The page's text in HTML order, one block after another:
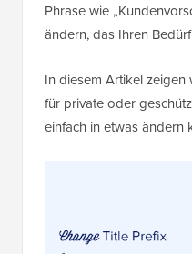
Phrase wie
ändern, das Ihren
In diesem Artikel zeigen
für private oder
einfach in etwas ändern